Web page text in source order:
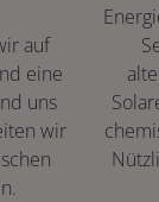
auf
eine
uns
wir